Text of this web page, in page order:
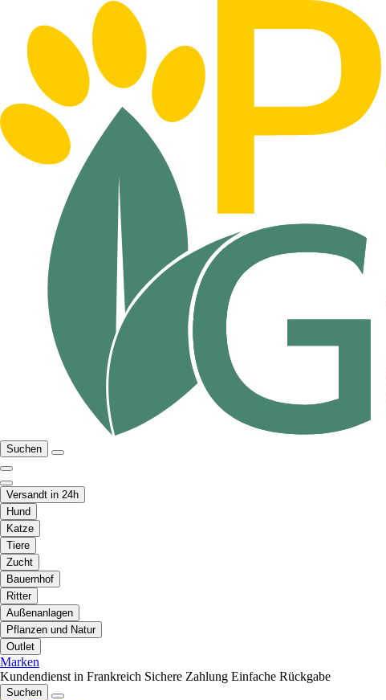
Suchen
Versandt in 24h
Hund
Katze
Tiere
Zucht
Bauernhof
Ritter
Außenanlagen
Pflanzen und Natur
Outlet
Marken
Kundendienst in Frankreich Sichere Zahlung Einfache Rückgabe
Suchen